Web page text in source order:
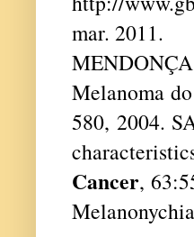
mar. 2011.
Melanoma
580, 2004.
Cancer,